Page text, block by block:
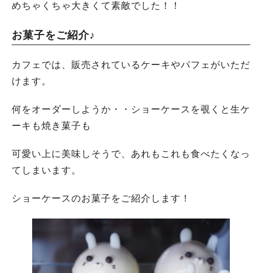
めちゃくちゃ大きくて素敵でした！！
お菓子をご紹介♪
カフェでは、販売されているケーキやパフェがいただ
けます。
何をオーダーしようか・・ショーケースを覗くと生ケ
ーキも焼き菓子も
可愛い上に美味しそうで、あれもこれも食べたくなっ
てしまいます。
ショーケースのお菓子をご紹介します！